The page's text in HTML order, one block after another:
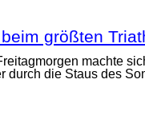
größten
machte
durch die Staus des